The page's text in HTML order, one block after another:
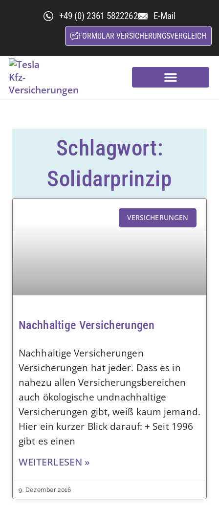
+49 (0) 2361 5822262 E-Mail
FORMULAR VERSICHERUNGSVERGLEICH
Schlagwort:
Solidarprinzip
VERSICHERUNGEN
Nachhaltige Versicherungen
Nachhaltige Versicherungen
Versicherungen hat jeder. Dass es in
nahezu allen Versicherungsbereichen
auch ökologische undnachhaltige
Versicherungen gibt, weiß kaum jemand.
Hier ein kurzer Blick darauf: + Seit 1996
gibt es einen
WEITERLESEN »
9. Dezember 2016